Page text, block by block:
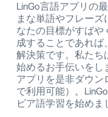
LinGo言語アプリの
まな単語やフレー
なたの目標がすばや
成することであれば
解決策です。私たち
始めるお手伝いをし
アプリを是非ダウン
で利用可能）。
ビア語学習を始めま